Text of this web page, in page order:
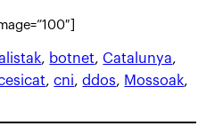
, botnet, Catalunya
, cni, ddos, Mossoak